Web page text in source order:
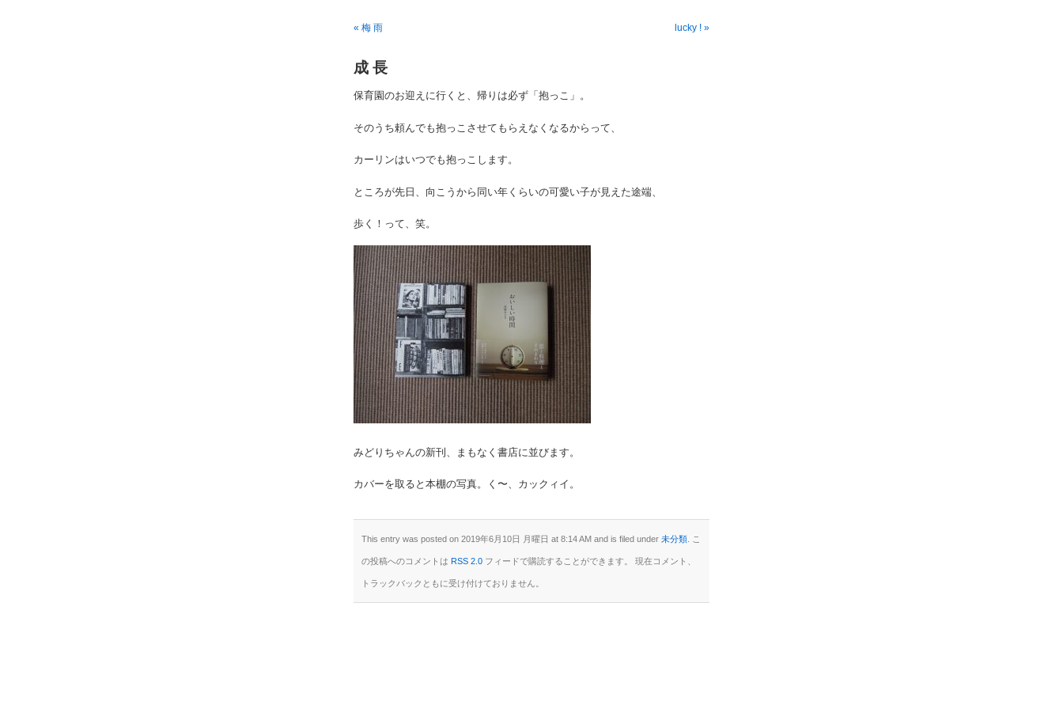
« 梅 雨 lucky ! »
成 長
保育園のお迎えに行くと、帰りは必ず「抱っこ」。
そのうち頼んでも抱っこさせてもらえなくなるからって、
カーリンはいつでも抱っこします。
ところが先日、向こうから同い年くらいの可愛い子が見えた途端、
歩く！って、笑。
みどりちゃんの新刊、まもなく書店に並びます。
カバーを取ると本棚の写真。く〜、カックィイ。
This entry was posted on 2019年6月10日 月曜日 at 8:14 AM and is filed under 未分類. こ
の投稿へのコメントは RSS 2.0フィードで購読することができます。 現在コメント、
トラックバックともに受け付けておりません。